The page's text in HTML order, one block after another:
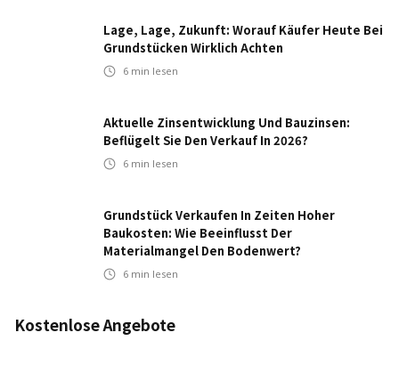
Lage, Lage, Zukunft: Worauf Käufer Heute Bei
Grundstücken Wirklich Achten
6 min lesen
Aktuelle Zinsentwicklung Und Bauzinsen:
Beflügelt Sie Den Verkauf In 2026?
6 min lesen
Grundstück Verkaufen In Zeiten Hoher
Baukosten: Wie Beeinflusst Der
Materialmangel Den Bodenwert?
6 min lesen
Kostenlose Angebote